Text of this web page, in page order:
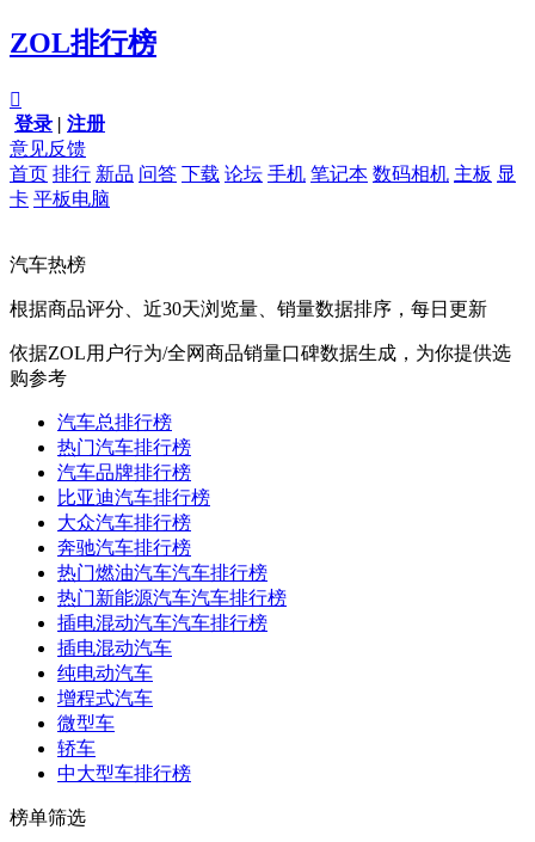
ZOL排行榜

登录 | 注册
意见反馈
首页 排行 新品 问答 下载 论坛 手机 笔记本 数码相机 主板 显
卡 平板电脑
汽车热榜
根据商品评分、近30天浏览量、销量数据排序，每日更新
依据ZOL用户行为/全网商品销量口碑数据生成，为你提供选
购参考
汽车总排行榜
热门汽车排行榜
汽车品牌排行榜
比亚迪汽车排行榜
大众汽车排行榜
奔驰汽车排行榜
热门燃油汽车汽车排行榜
热门新能源汽车汽车排行榜
插电混动汽车汽车排行榜
插电混动汽车
纯电动汽车
增程式汽车
微型车
轿车
中大型车排行榜
榜单筛选